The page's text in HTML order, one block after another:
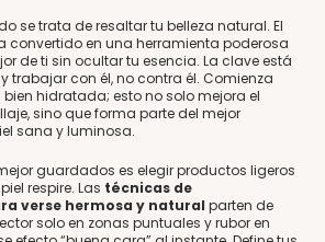
se trata de resaltar tu belleza natural. El
convertido en una herramienta poderosa
de ti sin ocultar tu esencia. La clave está
trabajar con él, no contra él. Comienza
hidratada; esto no solo mejora el
sino que forma parte del mejor
sana y luminosa.
guardados es elegir productos ligeros
respire. Las técnicas de
verse hermosa y natural parten de
solo en zonas puntuales y rubor en